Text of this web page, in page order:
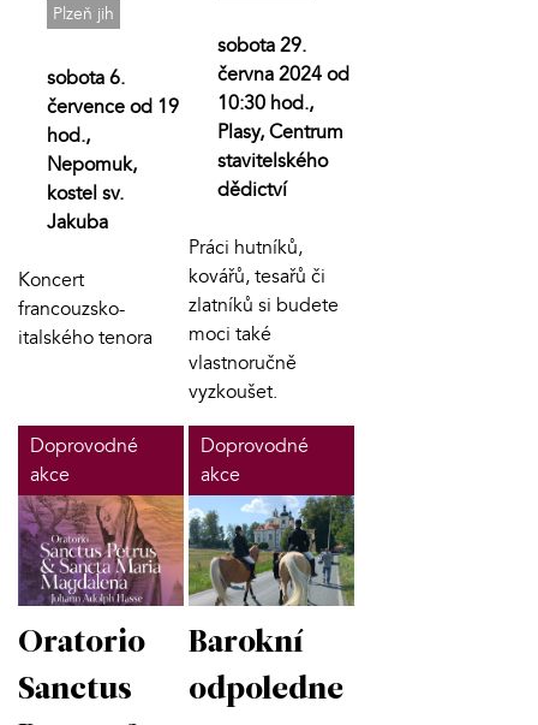
Plzeň jih
sobota 6.
července od 19
hod.,
Nepomuk,
kostel sv.
Jakuba
Koncert
francouzsko-
italského tenora
sobota 29.
června 2024 od
10:30 hod.,
Plasy, Centrum
stavitelského
dědictví
Práci hutníků,
kovářů, tesařů či
zlatníků si budete
moci také
vlastnoručně
vyzkoušet.
Doprovodné
akce
Oratorio
Sanctus
Doprovodné
akce
Barokní
odpoledne